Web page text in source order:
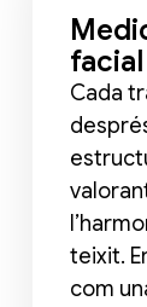
facial
Cada
teixit.
com